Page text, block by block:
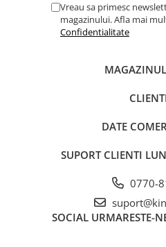
Vreau sa primesc
magazinului. Afla mai
Confidentialitate
DATE
SUPORT CLIENTI
0770-
SOCIAL URMARESTE-